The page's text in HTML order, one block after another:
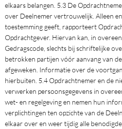
elkaars belangen. 5.3 De
over Deelnemer vertrouwelijk. Alleen
toestemming geeft, rapporteert
Opdrachtgever. Hiervan kan, in
Gedragscode, slechts bij schriftelijke
betrokken partijen vóór aanvang van
afgeweken. Informatie over de
hierbuiten. 5.4 Opdrachtnemer en de
verwerken persoonsgegevens in
wet- en regelgeving en nemen hun
verplichtingen ten opzichte van de
elkaar over en weer tijdig alle